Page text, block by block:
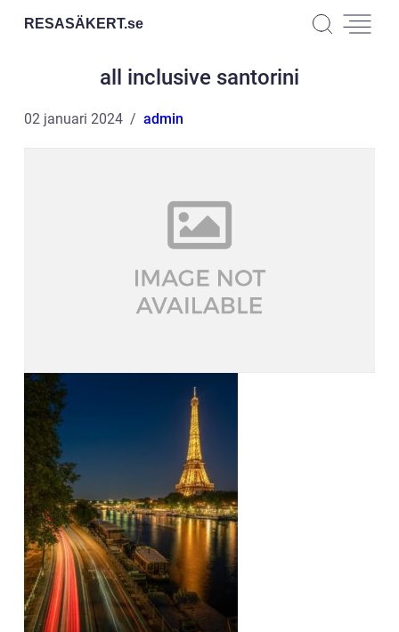
RESASÄKERT.se
all inclusive santorini
02 januari 2024 admin